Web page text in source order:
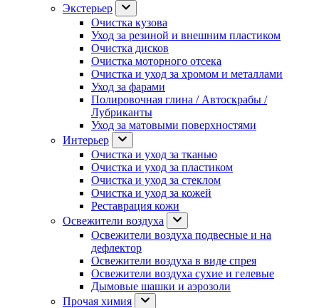
Экстерьер
Очистка кузова
Уход за резиной и внешним пластиком
Очистка дисков
Очистка моторного отсека
Очистка и уход за хромом и металлами
Уход за фарами
Полировочная глина / Автоскрабы /
Лубриканты
Уход за матовыми поверхностями
Интерьер
Очистка и уход за тканью
Очистка и уход за пластиком
Очистка и уход за стеклом
Очистка и уход за кожей
Реставрация кожи
Освежители воздуха
Освежители воздуха подвесные и на
дефлектор
Освежители воздуха в виде спрея
Освежители воздуха сухие и гелевые
Дымовые шашки и аэрозоли
Прочая химия